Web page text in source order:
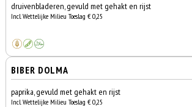
druivenbladeren, gevuld met gehakt en rijst
Incl. Wettelijke Milieu Toeslag € 0,25
BIBER DOLMA
paprika, gevuld met gehakt en rijst
Incl. Wettelijke Milieu Toeslag € 0,25